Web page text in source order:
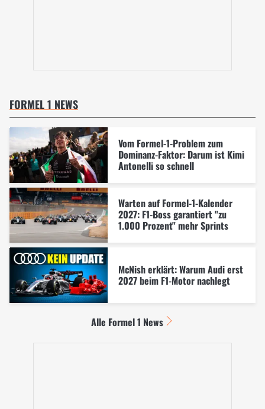
FORMEL 1 NEWS
Vom Formel-1-Problem zum
Dominanz-Faktor: Darum ist Kimi
Antonelli so schnell
Warten auf Formel-1-Kalender
2027: F1-Boss garantiert "zu
1.000 Prozent" mehr Sprints
McNish erklärt: Warum Audi erst
2027 beim F1-Motor nachlegt
Alle Formel 1 News